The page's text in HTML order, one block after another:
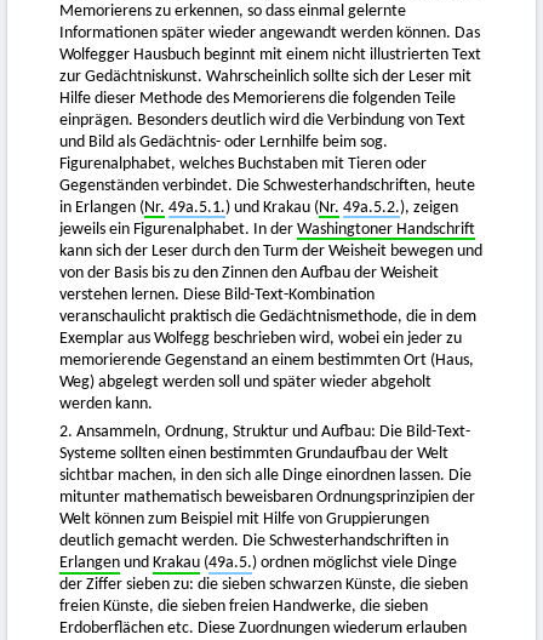
Memorierens zu erkennen, so dass einmal gelernte
Informationen später wieder angewandt werden können. Das
Wolfegger Hausbuch beginnt mit einem nicht illustrierten Text
zur Gedächtniskunst. Wahrscheinlich sollte sich der Leser mit
Hilfe dieser Methode des Memorierens die folgenden Teile
einprägen. Besonders deutlich wird die Verbindung von Text
und Bild als Gedächtnis- oder Lernhilfe beim sog.
Figurenalphabet, welches Buchstaben mit Tieren oder
Gegenständen verbindet. Die Schwesterhandschriften, heute
in Erlangen ( Nr. 49a.5.1.) und Krakau ( Nr. 49a.5.2.), zeigen
jeweils ein Figurenalphabet. In derWashingtoner Handschrift
kann sich der Leser durch den Turm der Weisheit bewegen und
von der Basis bis zu den Zinnen den Aufbau der Weisheit
verstehen lernen. Diese Bild-Text-Kombination
veranschaulicht praktisch die Gedächtnismethode, die in dem
Exemplar aus Wolfegg beschrieben wird, wobei ein jeder zu
memorierende Gegenstand an einem bestimmten Ort (Haus,
Weg) abgelegt werden soll und später wieder abgeholt
werden kann.
2. Ansammeln, Ordnung, Struktur und Aufbau: Die Bild-Text-
Systeme sollten einen bestimmten Grundaufbau der Welt
sichtbar machen, in den sich alle Dinge einordnen lassen. Die
mitunter mathematisch beweisbaren Ordnungsprinzipien der
Welt können zum Beispiel mit Hilfe von Gruppierungen
deutlich gemacht werden. Die Schwesterhandschriften in
Erlangen undKrakau (49a.5.) ordnen möglichst viele Dinge
der Ziffer sieben zu: die sieben schwarzen Künste, die sieben
freien Künste, die sieben freien Handwerke, die sieben
Erdoberflächen etc. Diese Zuordnungen wiederum erlauben